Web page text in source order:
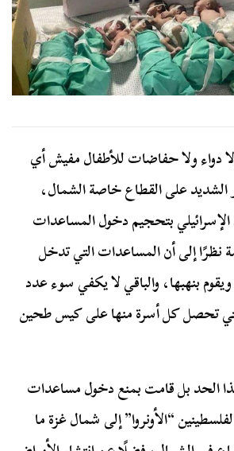
دواء ولا حفاضات للأطفال مفيش أي
على القطاع خاصة الشمال،
بتحجيم دخول المساعدات
نظرًا إلى أن المساعدات التي تدخل
بنهبها، والباقي لا يكفي سوء عدد
تحصل كل أسرة منها على كيس طحين
الحد بل قامت بمنع دخول مساعدات
“الأونروا” إلى شمال غزة ما